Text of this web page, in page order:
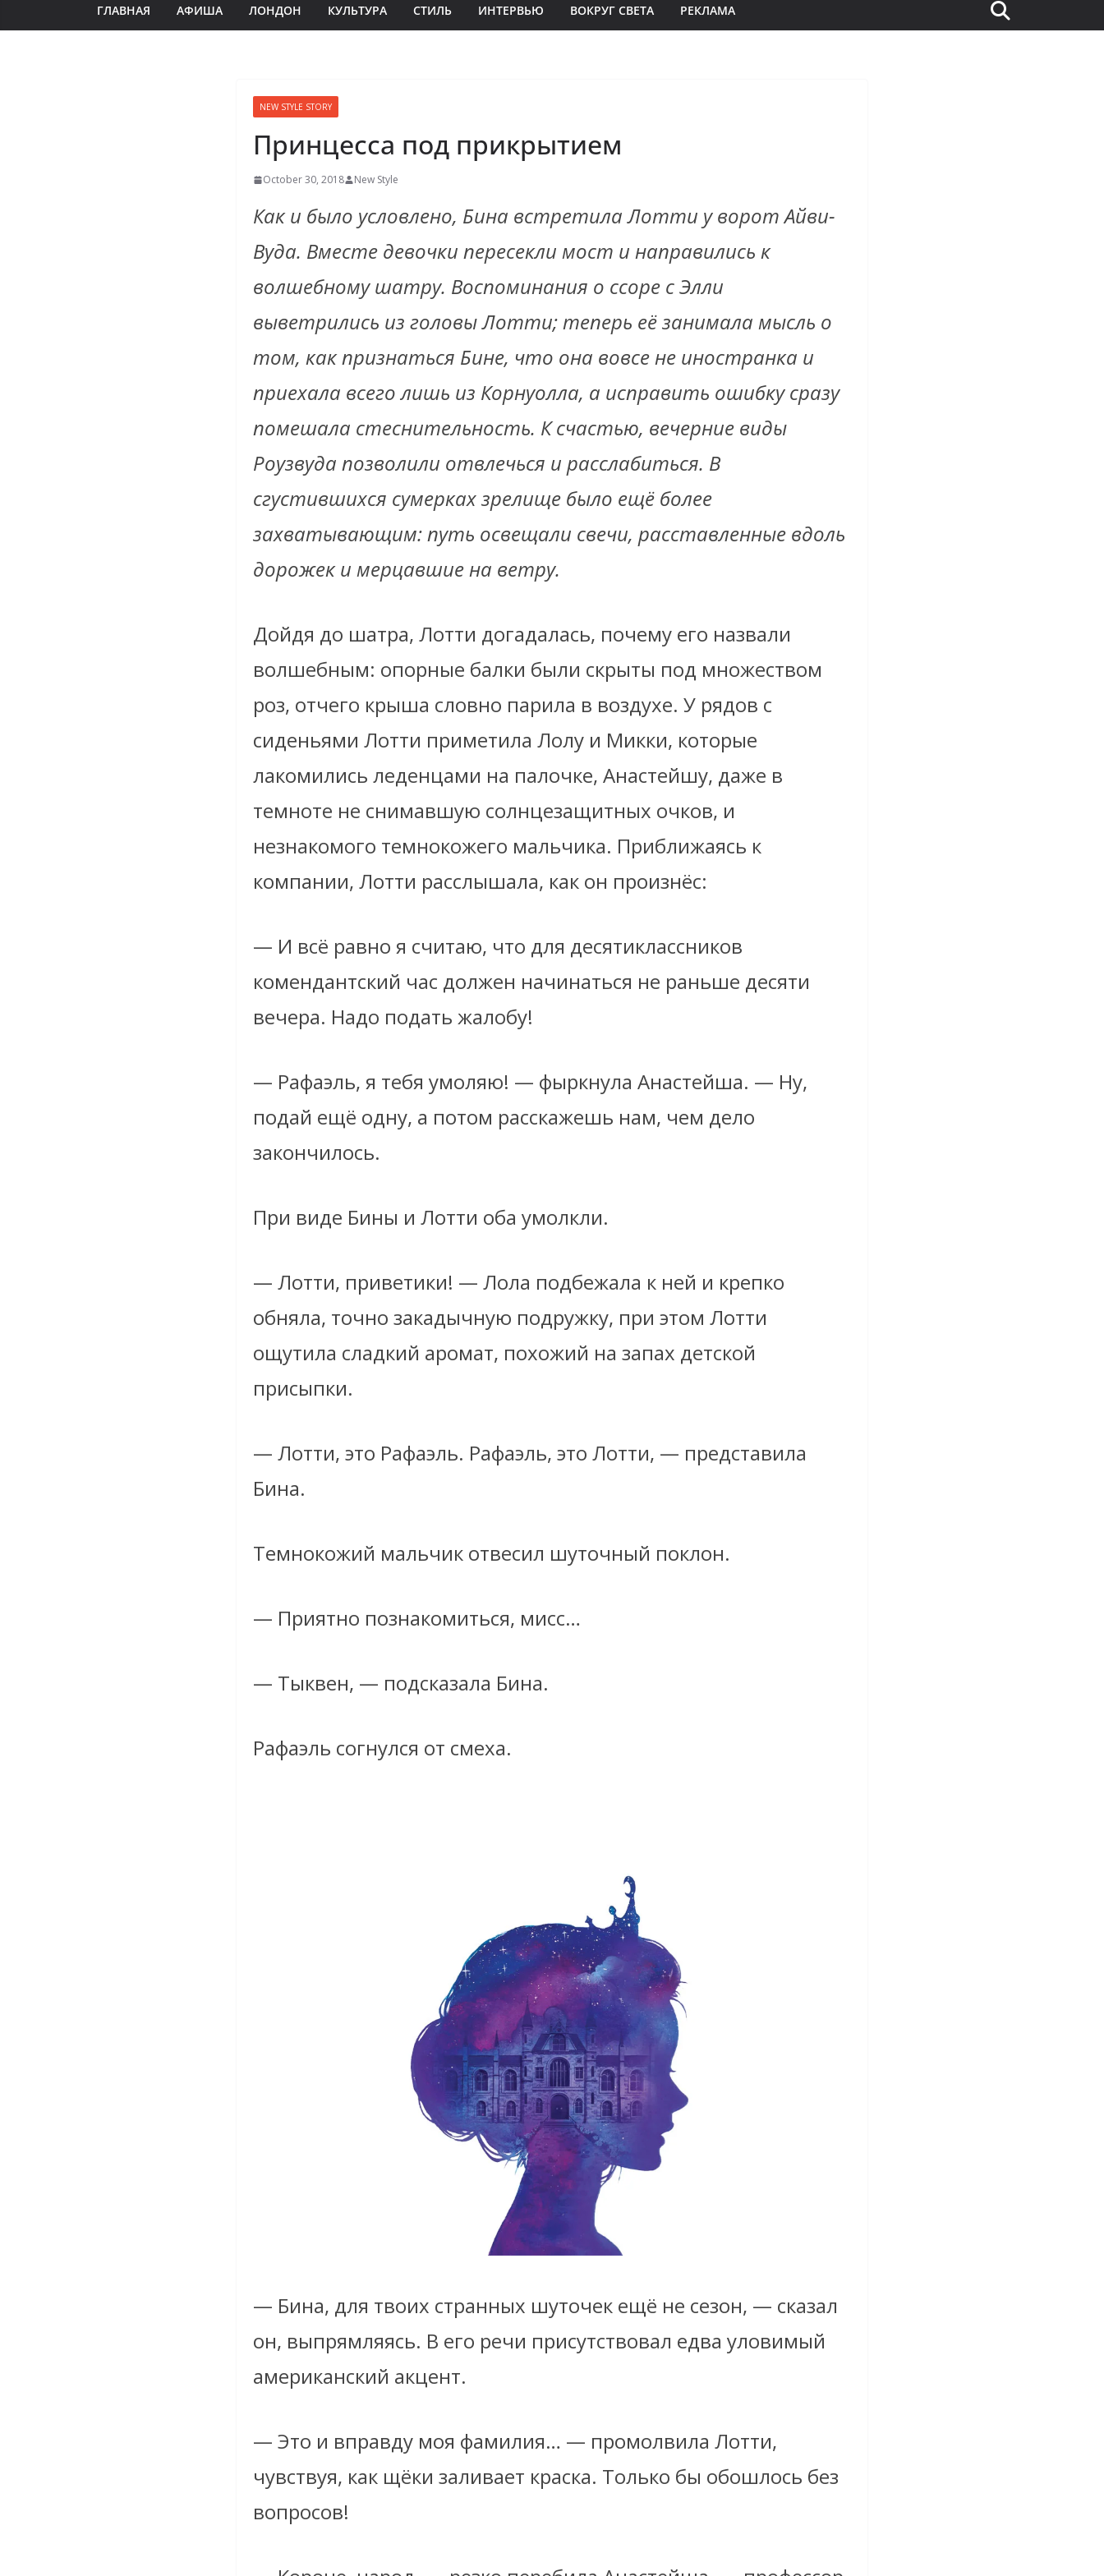
ГЛАВНАЯ АФИША ЛОНДОН КУЛЬТУРА СТИЛЬ ИНТЕРВЬЮ ВОКРУГ СВЕТА РЕКЛАМА
NEW STYLE STORY
Принцесса под прикрытием
October 30, 2018 New Style
Как и было условлено, Бина встретила Лотти у ворот Айви-
Вуда. Вместе девочки пересекли мост и направились к
волшебному шатру. Воспоминания о ссоре с Элли
выветрились из головы Лотти; теперь её занимала мысль о
том, как признаться Бине, что она вовсе не иностранка и
приехала всего лишь из Корнуолла, а исправить ошибку сразу
помешала стеснительность. К счастью, вечерние виды
Роузвуда позволили отвлечься и расслабиться. В
сгустившихся сумерках зрелище было ещё более
захватывающим: путь освещали свечи, расставленные вдоль
дорожек и мерцавшие на ветру.
Дойдя до шатра, Лотти догадалась, почему его назвали
волшебным: опорные балки были скрыты под множеством
роз, отчего крыша словно парила в воздухе. У рядов с
сиденьями Лотти приметила Лолу и Микки, которые
лакомились леденцами на палочке, Анастейшу, даже в
темноте не снимавшую солнцезащитных очков, и
незнакомого темнокожего мальчика. Приближаясь к
компании, Лотти расслышала, как он произнёс:
— И всё равно я считаю, что для десятиклассников
комендантский час должен начинаться не раньше десяти
вечера. Надо подать жалобу!
— Рафаэль, я тебя умоляю! — фыркнула Анастейша. — Ну,
подай ещё одну, а потом расскажешь нам, чем дело
закончилось.
При виде Бины и Лотти оба умолкли.
— Лотти, приветики! — Лола подбежала к ней и крепко
обняла, точно закадычную подружку, при этом Лотти
ощутила сладкий аромат, похожий на запах детской
присыпки.
— Лотти, это Рафаэль. Рафаэль, это Лотти, — представила
Бина.
Темнокожий мальчик отвесил шуточный поклон.
— Приятно познакомиться, мисс…
— Тыквен, — подсказала Бина.
Рафаэль согнулся от смеха.
— Бина, для твоих странных шуточек ещё не сезон, — сказал
он, выпрямляясь. В его речи присутствовал едва уловимый
американский акцент.
— Это и вправду моя фамилия… — промолвила Лотти,
чувствуя, как щёки заливает краска. Только бы обошлось без
вопросов!